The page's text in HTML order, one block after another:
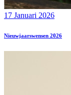
17 Januari 2026
Nieuwjaarswensen 2026